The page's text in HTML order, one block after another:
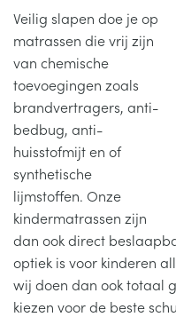
ADVIES
KLANTENSERVICE
Veilig slapen doe je op
matrassen die vrij zijn
van chemische
toevoegingen zoals
brandvertragers, anti-
bedbug, anti-
huisstofmijt en of
synthetische
lijmstoffen. Onze
kindermatrassen zijn
dan ook direct
optiek is voor kinderen
wij doen dan ook totaal
kiezen voor de beste